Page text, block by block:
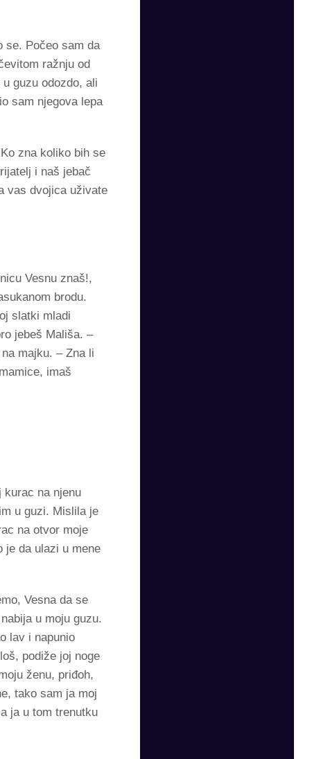
se. Počeo sam da
ražnju od
guzu odozdo, ali
sam njegova lepa
zna koliko bih se
i naš jebač
vas dvojica uživate
Vesnu znaš!,
brodu.
slatki mladi
jebeš Mališa. –
majku. – Zna li
imaš
kurac na njenu
u guzi. Mislila je
na otvor moje
je da ulazi u mene
Vesna da se
u moju guzu.
lav i napunio
podiže joj noge
ženu, priđoh,
tako sam ja moj
ja u tom trenutku